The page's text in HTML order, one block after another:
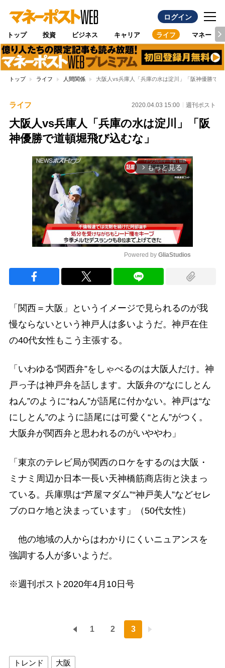
ログイン
トップ 投資 ビジネス キャリア ライフ マネー
トップ ライフ 人間関係 大阪人vs兵庫人「兵庫の水は淀川」「阪神優勝で
ライフ 2020.04.03 15:00 週刊ポスト
大阪人vs兵庫人「兵庫の水は淀川」「阪
神優勝で道頓堀飛び込むな」
arrow_forward_ios もっと見る
Powered by GliaStudios
「関西＝大阪」というイメージで見られるのが我
慢ならないという神戸人は多いようだ。神戸在住
の40代女性もこう主張する。
「いわゆる“関西弁”をしゃべるのは大阪人だけ。神
戸っ子は神戸弁を話します。大阪弁の“なにしとん
ねん”のように“ねん”が語尾に付かない。神戸は“な
にしとん”のように語尾には可愛く“とん”がつく。
大阪弁が関西弁と思われるのがいややわ」
「東京のテレビ局が関西のロケをするのは大阪・
ミナミ周辺か日本一長い天神橋筋商店街と決まっ
ている。兵庫県は“芦屋マダム”“神戸美人”などセレ
ブのロケ地と決まっています」（50代女性）
他の地域の人からはわかりにくいニュアンスを
強調する人が多いようだ。
※週刊ポスト2020年4月10日号
1 2 3
トレンド 大阪